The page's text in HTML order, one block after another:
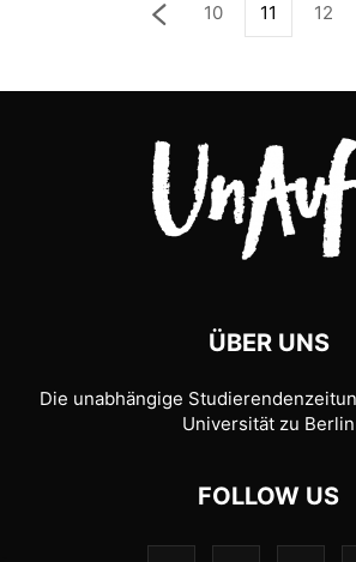
10 11 12
ÜBER UNS
Die unabhängige
Universität zu Berlin
FOLLOW US